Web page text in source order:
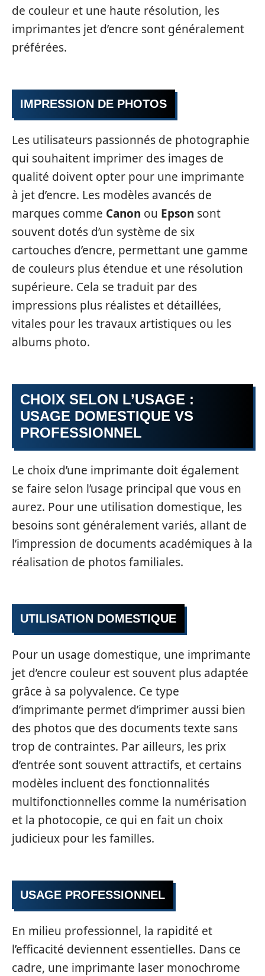
de couleur et une haute résolution, les
imprimantes jet d’encre sont généralement
préférées.
IMPRESSION DE PHOTOS
Les utilisateurs passionnés de photographie
qui souhaitent imprimer des images de
qualité doivent opter pour une imprimante
à jet d’encre. Les modèles avancés de
marques comme Canon ou Epson sont
souvent dotés d’un système de six
cartouches d’encre, permettant une gamme
de couleurs plus étendue et une résolution
supérieure. Cela se traduit par des
impressions plus réalistes et détaillées,
vitales pour les travaux artistiques ou les
albums photo.
CHOIX SELON L’USAGE :
USAGE DOMESTIQUE VS
PROFESSIONNEL
Le choix d’une imprimante doit également
se faire selon l’usage principal que vous en
aurez. Pour une utilisation domestique, les
besoins sont généralement variés, allant de
l’impression de documents académiques à la
réalisation de photos familiales.
UTILISATION DOMESTIQUE
Pour un usage domestique, une imprimante
jet d’encre couleur est souvent plus adaptée
grâce à sa polyvalence. Ce type
d’imprimante permet d’imprimer aussi bien
des photos que des documents texte sans
trop de contraintes. Par ailleurs, les prix
d’entrée sont souvent attractifs, et certains
modèles incluent des fonctionnalités
multifonctionnelles comme la numérisation
et la photocopie, ce qui en fait un choix
judicieux pour les familles.
USAGE PROFESSIONNEL
En milieu professionnel, la rapidité et
l’efficacité deviennent essentielles. Dans ce
cadre, une imprimante laser monochrome